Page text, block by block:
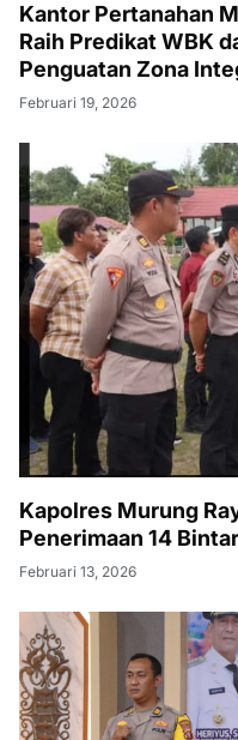
Kantor Pertanahan
Raih Predikat WBK
Penguatan Zona
Februari 19, 2026
Kapolres Murung
Penerimaan 14
Februari 13, 2026